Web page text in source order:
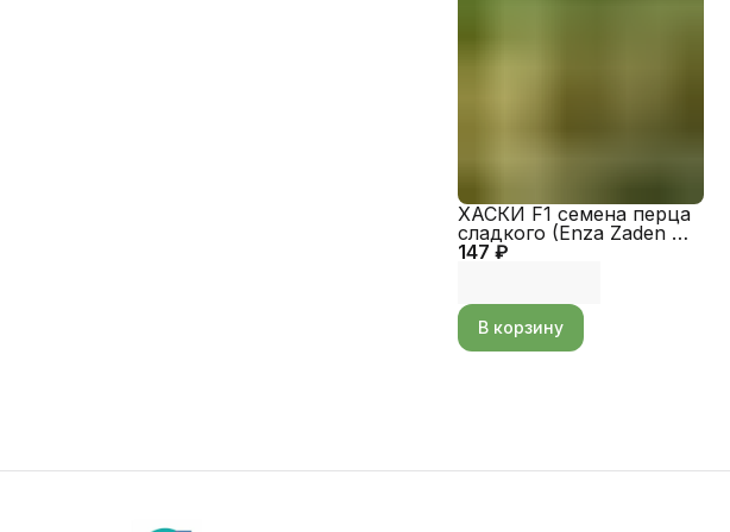
147 ₽
ХАСКИ F1 семена перца
сладкого (Enza Zaden |
Alexagro)
В корзину